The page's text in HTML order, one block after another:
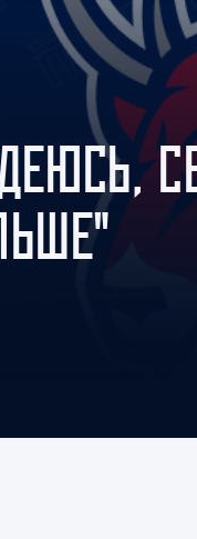
Амур
Барыс
Салават
Сибирь